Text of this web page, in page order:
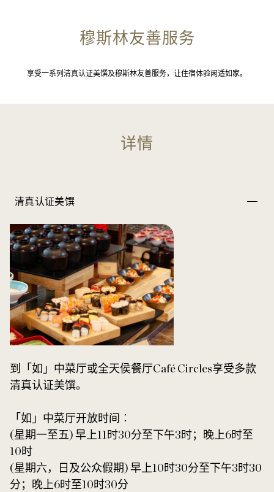
穆斯林友善服务
享受一系列清真认证美馔及穆斯林友善服务，让住宿体验闲适如家。
详情
清真认证美馔
到「如」中菜厅或全天侯餐厅Café Circles享受多款
清真认证美馔。
「如」中菜厅开放时间︰
(星期一至五) 早上11时30分至下午3时；晚上6时至
10时
(星期六，日及公众假期) 早上10时30分至下午3时30
分；晚上6时至10时30分